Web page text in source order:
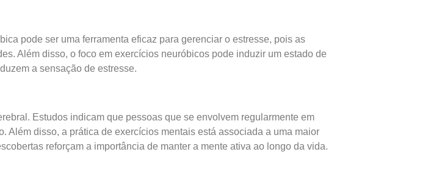
pode ser uma ferramenta eficaz para gerenciar o estresse, pois as
Além disso, o foco em exercícios neuróbicos pode induzir um estado de
a sensação de estresse.
Estudos indicam que pessoas que se envolvem regularmente em
disso, a prática de exercícios mentais está associada a uma maior
reforçam a importância de manter a mente ativa ao longo da vida.